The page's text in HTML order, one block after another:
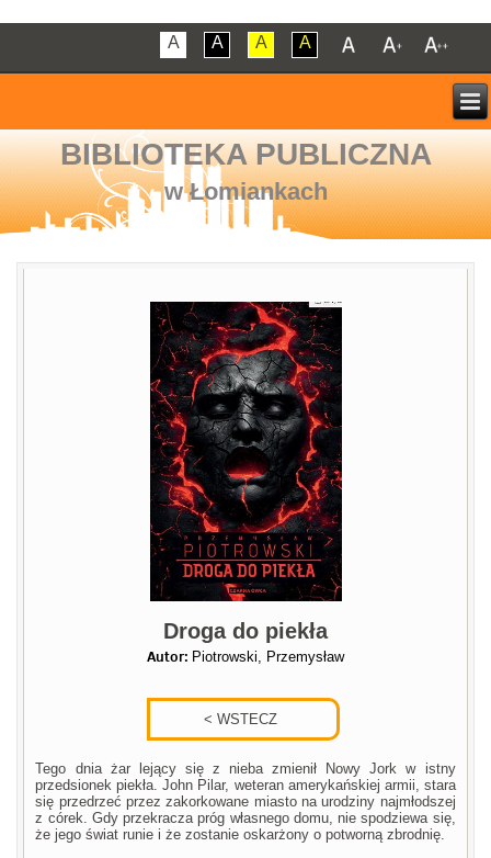
A A A A
BIBLIOTEKA PUBLICZNA
w Łomiankach
Droga do piekła
Autor: Piotrowski, Przemysław
Tego dnia żar lejący się z nieba zmienił Nowy Jork w istny
przedsionek piekła. John Pilar, weteran amerykańskiej armii, stara
się przedrzeć przez zakorkowane miasto na urodziny najmłodszej
z córek. Gdy przekracza próg własnego domu, nie spodziewa się,
że jego świat runie i że zostanie oskarżony o potworną zbrodnię.